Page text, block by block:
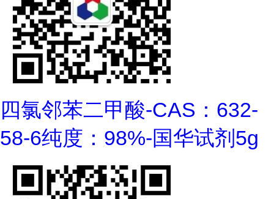
四氯邻苯二甲酸-CAS：632-
58-6纯度：98%-国华试剂5g